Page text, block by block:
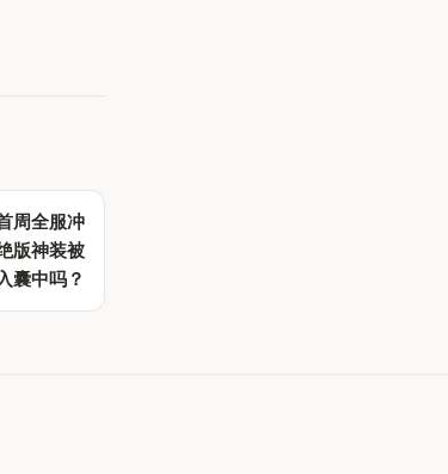
周全服冲
版神装被
囊中吗？